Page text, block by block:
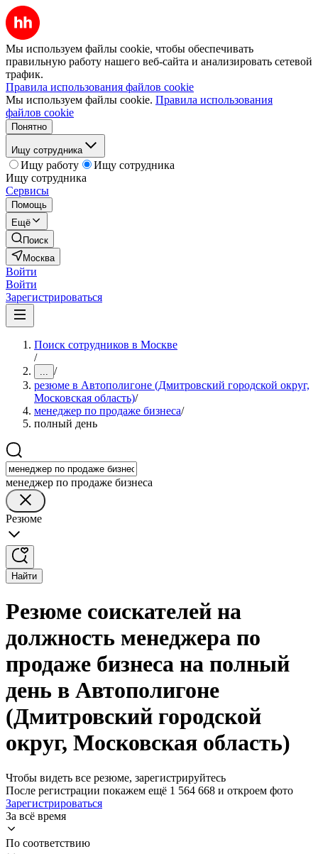
Мы используем файлы cookie, чтобы обеспечивать
правильную работу нашего веб-сайта и анализировать сетевой
трафик.
Правила использования файлов cookie
Мы используем файлы cookie. Правила использования
файлов cookie
Понятно
Ищу сотрудника
Ищу работу
Ищу сотрудника
Ищу сотрудника
Сервисы
Помощь
Ещё
Поиск
Москва
Войти
Войти
Зарегистрироваться
Поиск сотрудников в Москве
/
... /
резюме в Автополигоне (Дмитровский городской округ,
Московская область)/
менеджер по продаже бизнеса/
полный день
менеджер по продаже бизнеса
Резюме
Найти
Резюме соискателей на
должность менеджера по
продаже бизнеса на полный
день в Автополигоне
(Дмитровский городской
округ, Московская область)
Чтобы видеть все резюме, зарегистрируйтесь
После регистрации покажем ещё 1 564 668 и откроем фото
Зарегистрироваться
За всё время
По соответствию